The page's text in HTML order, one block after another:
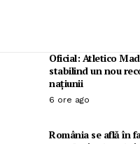
Oficial: Atletico
stabilind un nou
națiunii
6 ore ago
România se află în